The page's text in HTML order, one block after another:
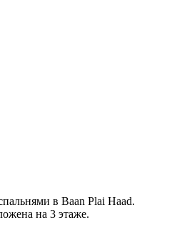
в Baan Plai Haad.
на 3 этаже.